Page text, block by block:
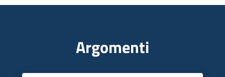
per
Informazioni
Argomenti